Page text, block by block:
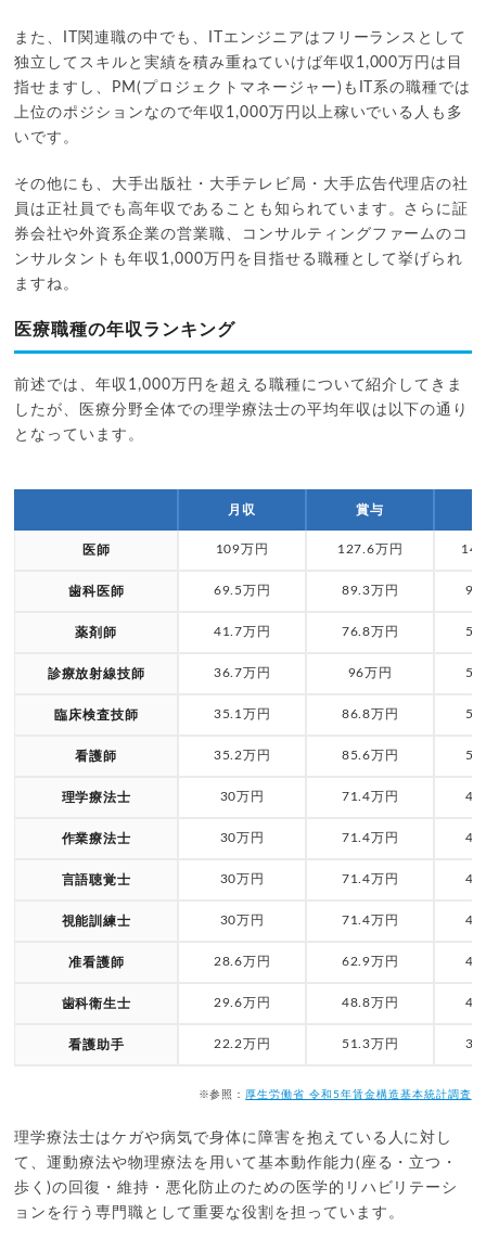
また、IT関連職の中でも、ITエンジニアはフリーランスとして
独立してスキルと実績を積み重ねていけば年収1,000万円は目
指せますし、PM(プロジェクトマネージャー)もIT系の職種では
上位のポジションなので年収1,000万円以上稼いでいる人も多
いです。
その他にも、大手出版社・大手テレビ局・大手広告代理店の社
員は正社員でも高年収であることも知られています。さらに証
券会社や外資系企業の営業職、コンサルティングファームのコ
ンサルタントも年収1,000万円を目指せる職種として挙げられ
ますね。
医療職種の年収ランキング
前述では、年収1,000万円を超える職種について紹介してきま
したが、医療分野全体での理学療法士の平均年収は以下の通り
となっています。
月収 賞与
医師 109万円 127.6万円
歯科医師 69.5万円 89.3万円
薬剤師 41.7万円 76.8万円
診療放射線技師 36.7万円 96万円
臨床検査技師 35.1万円 86.8万円
看護師 35.2万円 85.6万円
理学療法士 30万円 71.4万円
作業療法士 30万円 71.4万円
言語聴覚士 30万円 71.4万円
視能訓練士 30万円 71.4万円
准看護師 28.6万円 62.9万円
歯科衛生士 29.6万円 48.8万円
看護助手 22.2万円 51.3万円
※参照： 厚生労働省 令和5年賃金構造基本統計調査
理学療法士はケガや病気で身体に障害を抱えている人に対し
て、運動療法や物理療法を用いて基本動作能力(座る・立つ・
歩く)の回復・維持・悪化防止のための医学的リハビリテーシ
ョンを行う専門職として重要な役割を担っています。